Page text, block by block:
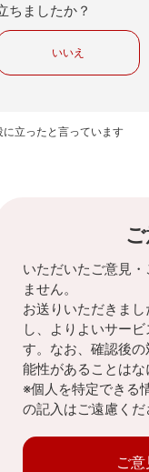
ちましたか？
いいえ
立ったと言っています
いただいたご意見
ません。
お送りいただきま
し、よりよいサー
す。なお、確認後
能性があることはな
※個人を特定できる
の記入はご遠慮くだ
ご